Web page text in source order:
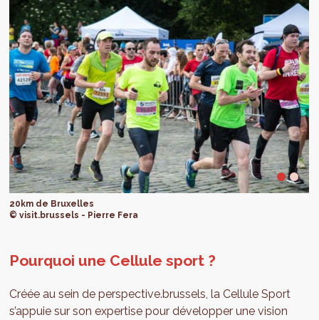
20km de Bruxelles
© visit.brussels - Pierre Fera
Pourquoi une Cellule sport ?
Créée au sein de perspective.brussels, la Cellule Sport
s’appuie sur son expertise pour développer une vision